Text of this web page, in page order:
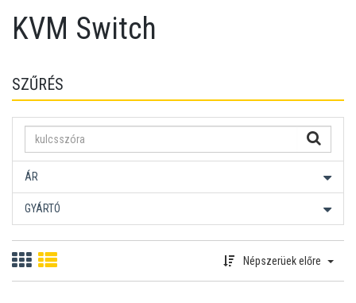
KVM Switch
SZŰRÉS
ÁR
GYÁRTÓ
Népszerüek előre